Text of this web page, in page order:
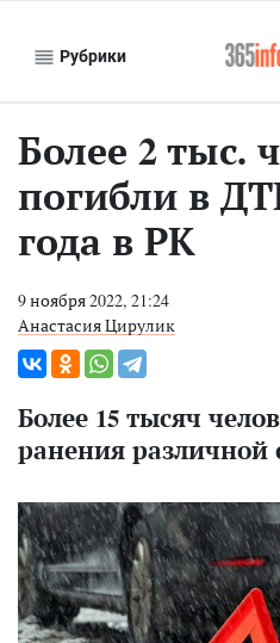
Рубрики
Более 2 тыс.
погибли в
года в РК
9 ноября 2022, 21:24
Анастасия Цирулик
Более 15 тысяч
ранения различной